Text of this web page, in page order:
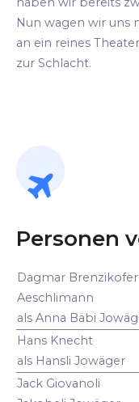
Nun wagen wir uns
an ein reines
zur Schlacht.
Personen
Dagmar
Aeschlimann
als Anna Bäbi
Hans Knecht
als Hansli Jowäger
Jack Giovanoli